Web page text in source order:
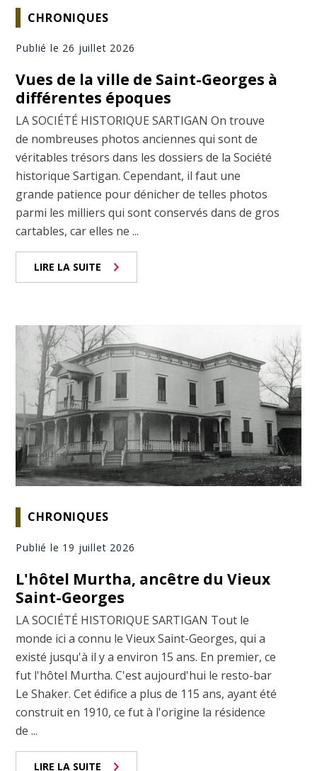
CHRONIQUES
Publié le 26 juillet 2026
Vues de la ville de Saint-Georges à
différentes époques
LA SOCIÉTÉ HISTORIQUE SARTIGAN On trouve
de nombreuses photos anciennes qui sont de
véritables trésors dans les dossiers de la Société
historique Sartigan. Cependant, il faut une
grande patience pour dénicher de telles photos
parmi les milliers qui sont conservés dans de gros
cartables, car elles ne ...
LIRE LA SUITE
CHRONIQUES
Publié le 19 juillet 2026
L'hôtel Murtha, ancêtre du Vieux
Saint-Georges
LA SOCIÉTÉ HISTORIQUE SARTIGAN Tout le
monde ici a connu le Vieux Saint-Georges, qui a
existé jusqu'à il y a environ 15 ans. En premier, ce
fut l'hôtel Murtha. C'est aujourd'hui le resto-bar
Le Shaker. Cet édifice a plus de 115 ans, ayant été
construit en 1910, ce fut à l'origine la résidence
de ...
LIRE LA SUITE